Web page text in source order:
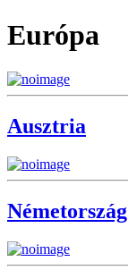
Európa
Ausztria
Németország